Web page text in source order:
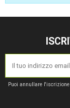
Puoi annullare